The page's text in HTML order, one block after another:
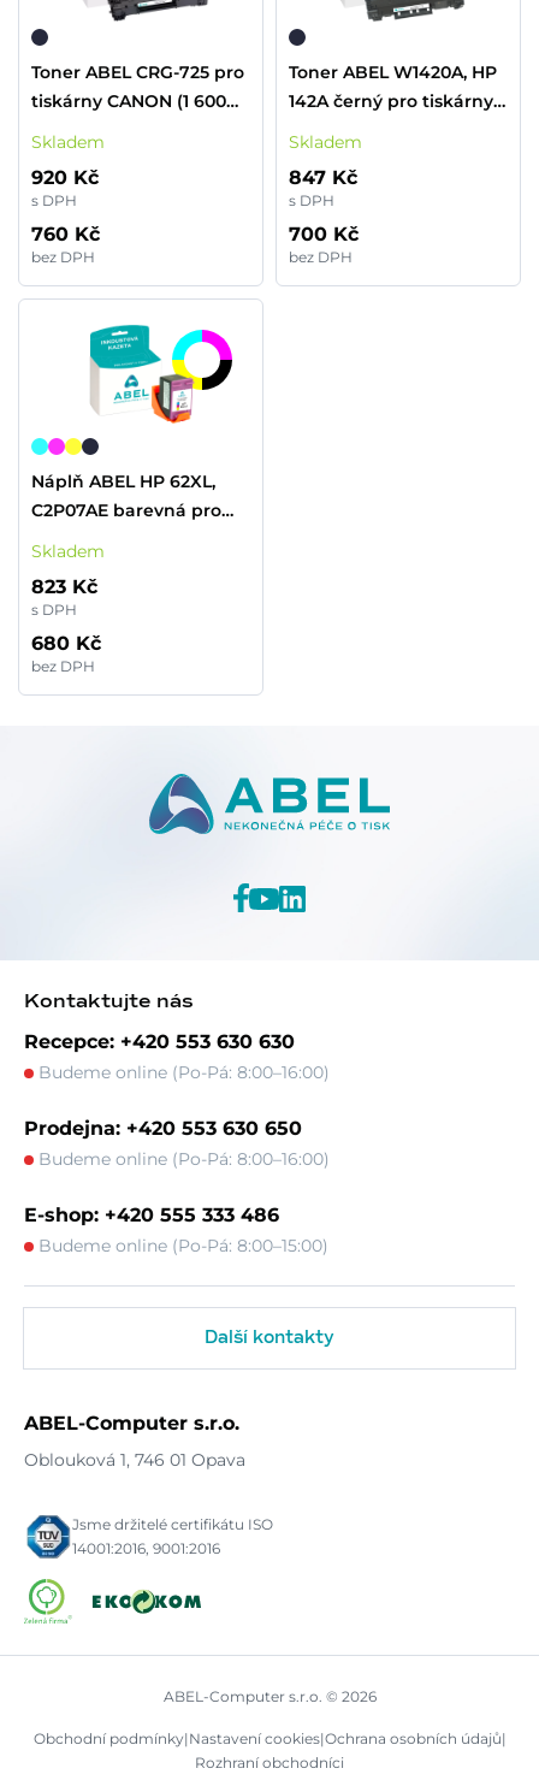
Toner ABEL CRG-725 pro
tiskárny CANON (1 600
stran)
Skladem
920 Kč
s DPH
760 Kč
bez DPH
Toner ABEL W1420A, HP
142A černý pro tiskárny
HP (950 stran) - RE CHIP
Skladem
847 Kč
s DPH
700 Kč
bez DPH
Náplň ABEL HP 62XL,
C2P07AE barevná pro
tiskárny HP (415 stran)
Skladem
823 Kč
s DPH
680 Kč
bez DPH
Kontaktujte nás
Recepce: +420 553 630 630
Budeme online (Po-Pá: 8:00–16:00)
Prodejna: +420 553 630 650
Budeme online (Po-Pá: 8:00–16:00)
E-shop: +420 555 333 486
Budeme online (Po-Pá: 8:00–15:00)
Další kontakty
ABEL-Computer s.r.o.
Oblouková 1, 746 01 Opava
Jsme držitelé certifikátu ISO
14001:2016, 9001:2016
ABEL-Computer s.r.o. © 2026
Obchodní podmínky|Nastavení cookies|Ochrana osobních údajů|
Rozhraní obchodníci